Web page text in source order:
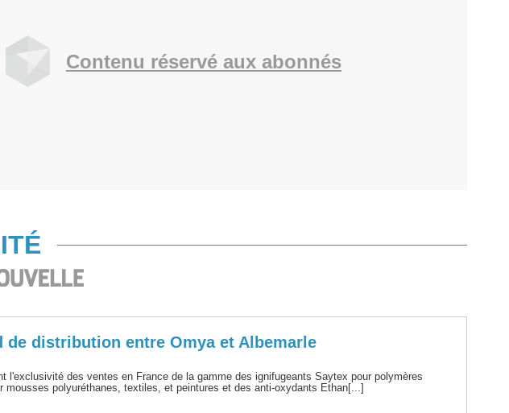
Contenu réservé aux abonnés
distribution entre Omya et Albemarle
l'exclusivité des ventes en France de la gamme des ignifugeants Saytex pour polymères
mousses polyuréthanes, textiles, et peintures et des anti-oxydants Ethan[...]